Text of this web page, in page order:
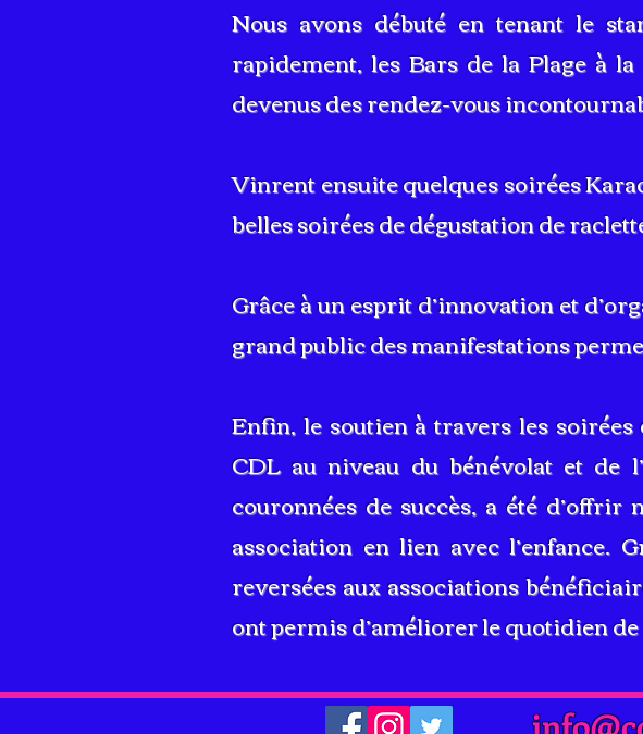
Nous avons débuté en tenant le
rapidement, les Bars de la Plage à
devenus des rendez-vous
Vinrent ensuite quelques soirées
belles soirées de dégustation de
Grâce à un esprit d’innovation et
grand public des manifestations
Enfin, le soutien à travers les
CDL au niveau du bénévolat et de
couronnées de succès, a été
association en lien avec l’enfance.
reversées aux associations
ont permis d’améliorer le quotidien de